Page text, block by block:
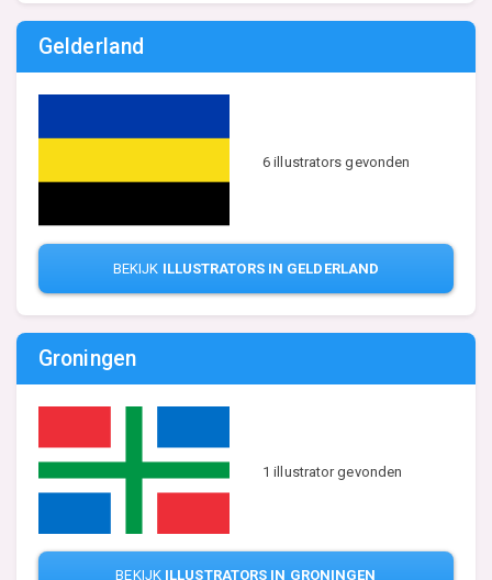
Gelderland
6 illustrators gevonden
BEKIJK ILLUSTRATORS IN GELDERLAND
Groningen
1 illustrator gevonden
BEKIJK ILLUSTRATORS IN GRONINGEN